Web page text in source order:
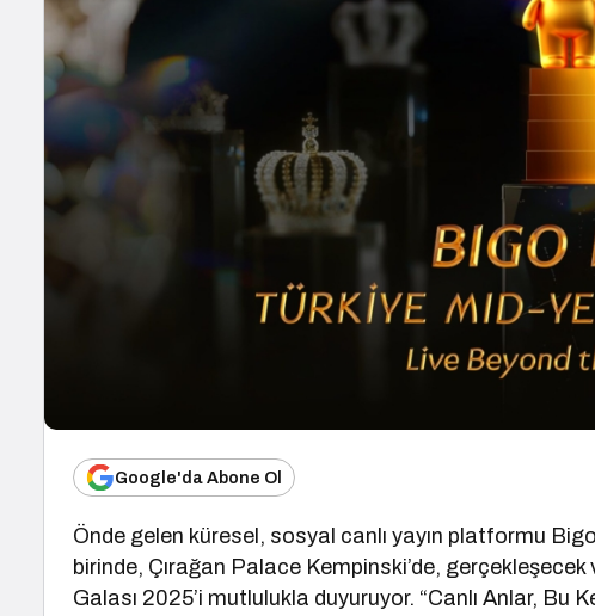
Google'da Abone Ol
Önde gelen küresel, sosyal canlı yayın platformu
birinde, Çırağan Palace Kempinski’de, gerçekleşecek
Galası 2025’i mutlulukla duyuruyor. “Canlı Anlar, Bu